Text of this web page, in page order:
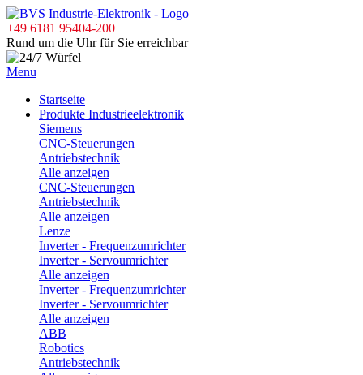
+49 6181 95404-200
Rund um die Uhr für Sie erreichbar
Menu
Startseite
Produkte Industrieelektronik
Siemens
CNC-Steuerungen
Antriebstechnik
Alle anzeigen
CNC-Steuerungen
Antriebstechnik
Alle anzeigen
Lenze
Inverter - Frequenzumrichter
Inverter - Servoumrichter
Alle anzeigen
Inverter - Frequenzumrichter
Inverter - Servoumrichter
Alle anzeigen
ABB
Robotics
Antriebstechnik